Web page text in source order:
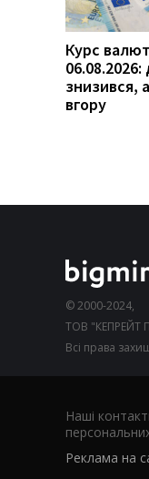
Курс
06.08.2026:
знизився,
вгору
© 2000-2024,
ТОВ "КЕПРЕЙТ
Всі права
Наші
Реклама на